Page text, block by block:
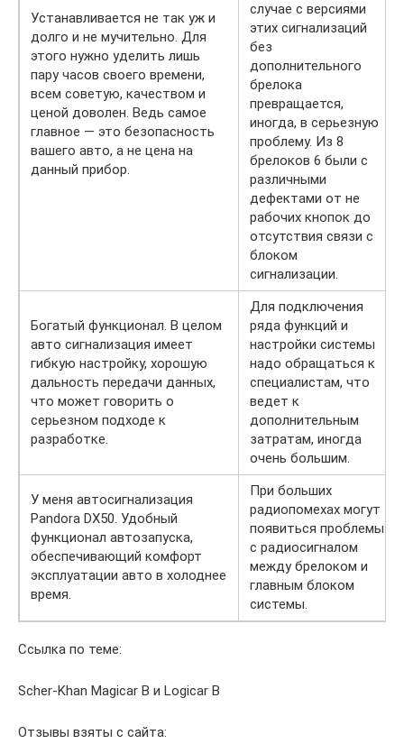
Устанавливается не так уж и
долго и не мучительно. Для
этого нужно уделить лишь
пару часов своего времени,
всем советую, качеством и
ценой доволен. Ведь самое
главное — это безопасность
вашего авто, а не цена на
данный прибор.
случае с версиями
этих сигнализаций
без
дополнительного
брелока
превращается,
иногда, в серьезную
проблему. Из 8
брелоков 6 были с
различными
дефектами от не
рабочих кнопок до
отсутствия связи с
блоком
сигнализации.
Богатый функционал. В целом
авто сигнализация имеет
гибкую настройку, хорошую
дальность передачи данных,
что может говорить о
серьезном подходе к
разработке.
Для подключения
ряда функций и
настройки системы
надо обращаться к
специалистам, что
ведет к
дополнительным
затратам, иногда
очень большим.
У меня автосигнализация
Pandora DX50. Удобный
функционал автозапуска,
обеспечивающий комфорт
эксплуатации авто в холоднее
время.
При больших
радиопомехах могут
появиться проблемы
с радиосигналом
между брелоком и
главным блоком
системы.
Ссылка по теме:
Scher-Khan Magicar B и Logicar B
Отзывы взяты с сайта: